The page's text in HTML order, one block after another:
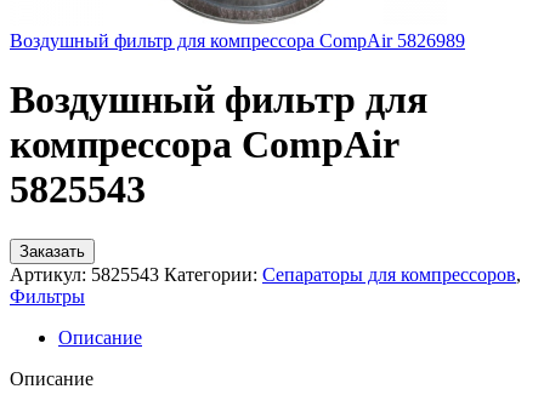
Воздушный фильтр для компрессора CompAir 5826989
Воздушный фильтр для
компрессора CompAir
5825543
Заказать
Артикул: 5825543 Категории: Сепараторы для компрессоров,
Фильтры
Описание
Описание